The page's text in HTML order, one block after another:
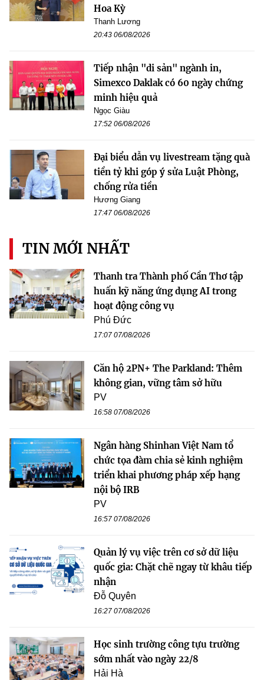
Hoa Kỳ
Thanh Lương
20:43 06/08/2026
Tiếp nhận "di sản" ngành in,
Simexco Daklak có 60 ngày chứng
minh hiệu quả
Ngọc Giàu
17:52 06/08/2026
Đại biểu dẫn vụ livestream tặng quà
tiền tỷ khi góp ý sửa Luật Phòng,
chống rửa tiền
Hương Giang
17:47 06/08/2026
TIN MỚI NHẤT
Thanh tra Thành phố Cần Thơ tập
huấn kỹ năng ứng dụng AI trong
hoạt động công vụ
Phú Đức
17:07 07/08/2026
Căn hộ 2PN+ The Parkland: Thêm
không gian, vững tâm sở hữu
PV
16:58 07/08/2026
Ngân hàng Shinhan Việt Nam tổ
chức tọa đàm chia sẻ kinh nghiệm
triển khai phương pháp xếp hạng
nội bộ IRB
PV
16:57 07/08/2026
Quản lý vụ việc trên cơ sở dữ liệu
quốc gia: Chặt chẽ ngay từ khâu tiếp
nhận
Đỗ Quyên
16:27 07/08/2026
Học sinh trường công tựu trường
sớm nhất vào ngày 22/8
Hải Hà